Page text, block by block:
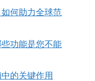
何助力全球范
功能是您不能
的关键作用